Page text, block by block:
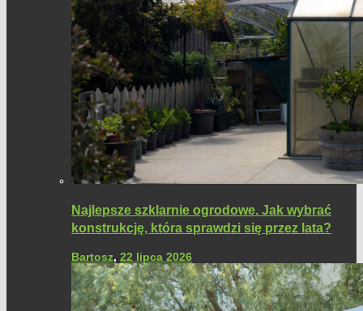
Najlepsze szklarnie ogrodowe. Jak wybrać
konstrukcję, która sprawdzi się przez lata?
Bartosz, 22 lipca 2026